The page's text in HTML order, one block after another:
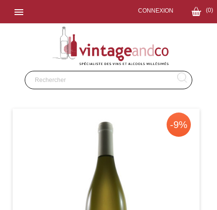
 (0)
CONNEXION
-9%